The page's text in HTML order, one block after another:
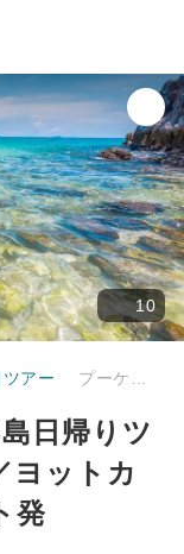
10
アー
日帰りツ
ヨットカ
発